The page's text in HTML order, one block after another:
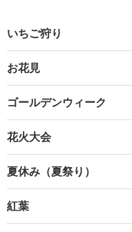
いちご狩り
お花見
ゴールデンウィーク
花火大会
夏休み（夏祭り）
紅葉